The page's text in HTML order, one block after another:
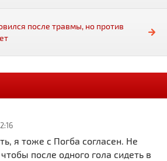
после травмы, но против
я тоже с Погба согласен. Не
после одного гола сидеть в